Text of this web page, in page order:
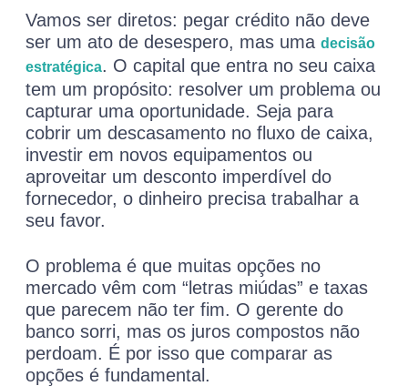
Vamos ser diretos: pegar crédito não deve
ser um ato de desespero, mas uma decisão
estratégica. O capital que entra no seu caixa
tem um propósito: resolver um problema ou
capturar uma oportunidade. Seja para
cobrir um descasamento no fluxo de caixa,
investir em novos equipamentos ou
aproveitar um desconto imperdível do
fornecedor, o dinheiro precisa trabalhar a
seu favor.
O problema é que muitas opções no
mercado vêm com “letras miúdas” e taxas
que parecem não ter fim. O gerente do
banco sorri, mas os juros compostos não
perdoam. É por isso que comparar as
opções é fundamental.